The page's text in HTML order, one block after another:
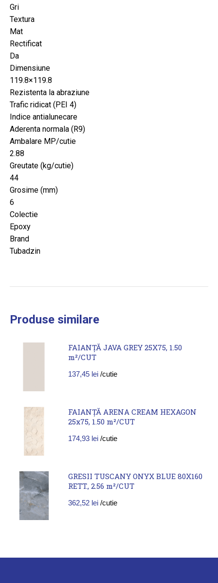
Gri
Textura
Mat
Rectificat
Da
Dimensiune
119.8×119.8
Rezistenta la abraziune
Trafic ridicat (PEI 4)
Indice antialunecare
Aderenta normala (R9)
Ambalare MP/cutie
2.88
Greutate (kg/cutie)
44
Grosime (mm)
6
Colectie
Epoxy
Brand
Tubadzin
Produse similare
FAIANȚĂ JAVA GREY 25X75, 1.50
m²/CUT
137,45 lei /cutie
FAIANȚĂ ARENA CREAM HEXAGON
25x75, 1.50 m²/CUT
174,93 lei /cutie
GRESII TUSCANY ONYX BLUE 80X160
RETT., 2.56 m²/CUT
362,52 lei /cutie